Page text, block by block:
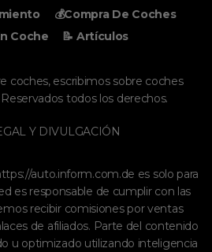
💰Compra De Coches
Coche
📝 Artículos
coches, escribimos sobre coches
todos los derechos.
Y DIVULGACIÓN
auto.inform.com.de es solo para
es responsable de cumplir con las
recibir comisiones por ventas
de afiliados. Parte del contenido
u optimizado utilizando inteligencia